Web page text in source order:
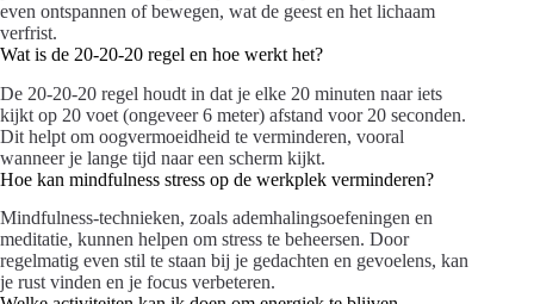
even ontspannen of bewegen, wat de geest en het lichaam
verfrist.
Wat is de 20-20-20 regel en hoe werkt het?
De 20-20-20 regel houdt in dat je elke 20 minuten naar iets
kijkt op 20 voet (ongeveer 6 meter) afstand voor 20 seconden.
Dit helpt om oogvermoeidheid te verminderen, vooral
wanneer je lange tijd naar een scherm kijkt.
Hoe kan mindfulness stress op de werkplek verminderen?
Mindfulness-technieken, zoals ademhalingsoefeningen en
meditatie, kunnen helpen om stress te beheersen. Door
regelmatig even stil te staan bij je gedachten en gevoelens, kan
je rust vinden en je focus verbeteren.